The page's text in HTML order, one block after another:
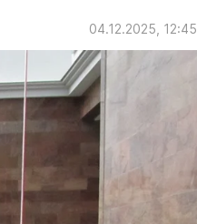
04.12.2025, 12:45